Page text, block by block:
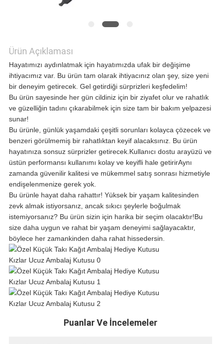
HARITASI
GIZLILIK
POLITIKASI
Ürün Açıklaması
Hayatımızı aydınlatmak için hayatımızda ufak bir değişime
ihtiyacımız var. Bu ürün tam olarak ihtiyacınız olan şey, size yeni
bir deneyim getirecek. Gel getirdiği sürprizleri keşfedelim!
Bu ürün sayesinde her gün cildiniz için bir ziyafet olur ve rahatlık
ve güzelliğin tadını çıkarabilmek için size tam bir bakım yelpazesi
sunar!
Bu ürünle, günlük yaşamdaki çeşitli sorunları kolayca çözecek ve
benzeri görülmemiş bir rahatlıktan keyif alacaksınız. Bu ürün
hayatınıza sonsuz sürprizler getirecek.Kullanıcı dostu arayüzü ve
üstün performansı kullanımı kolay ve keyifli hale getirirAynı
zamanda güvenilir kalitesi ve mükemmel satış sonrası hizmetiyle
endişelenmenize gerek yok.
Bu ürünle hayat daha rahattır! Yüksek bir yaşam kalitesinden
zevk almak istiyorsanız, ancak sıkıcı şeylerle boğulmak
istemiyorsanız? Bu ürün sizin için harika bir seçim olacaktır!Bu
size daha uygun ve rahat bir yaşam deneyimi sağlayacaktır,
böylece her zamankinden daha rahat hissedersin.
Puanlar Ve İncelemeler